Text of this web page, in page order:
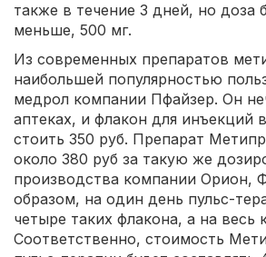
также в течение 3 дней, но доза
меньше, 500 мг.
Из современных препаратов
наибольшей популярностью
медрол компании Пфайзер. Он
аптеках, и флакон для инъекций
стоить 350 руб. Препарат
около 380 руб за такую же
производства компании Орион,
образом, на один день пульс-
четыре таких флакона, а на весь
Соответственно, стоимость